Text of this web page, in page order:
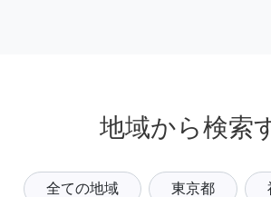
地域から検索
全ての地域 東京都